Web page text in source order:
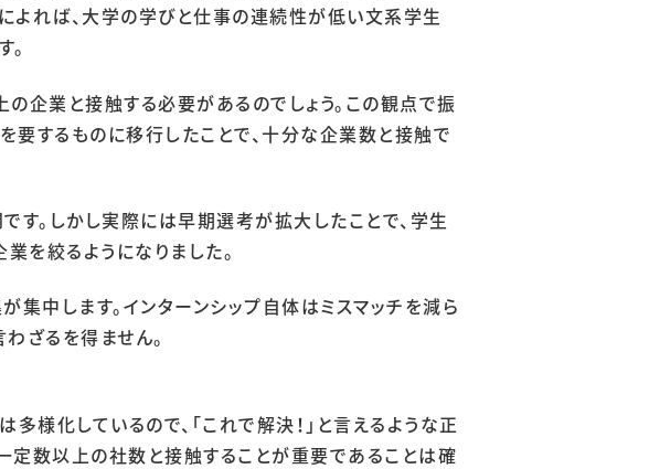
よれば、大学の学びと仕事の連続性が低い文系学生
企業と接触する必要があるのでしょう。この観点で振
要するものに移行したことで、十分な企業数と接触で
す。しかし実際には早期選考が拡大したことで、学生
を絞るようになりました。
中します。インターンシップ自体はミスマッチを減ら
ざるを得ません。
様化しているので、「これで解決！」と言えるような正
定数以上の社数と接触することが重要であることは確